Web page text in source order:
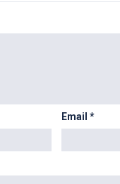
Email *